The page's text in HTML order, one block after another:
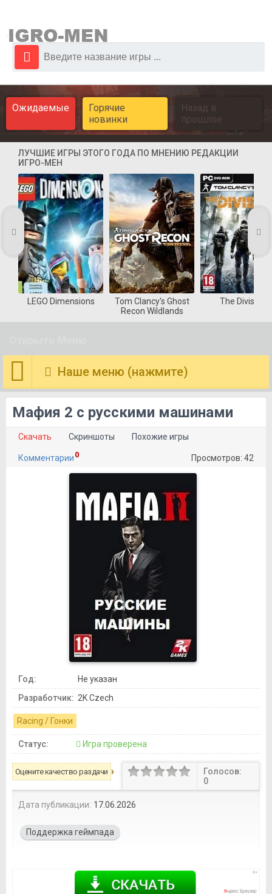
Ожидаемые
Горячие
новинки
Назад в
прошлое
ЛУЧШИЕ ИГРЫ ЭТОГО ГОДА ПО МНЕНИЮ РЕДАКЦИИ
ИГРО-МЕН
LEGO Dimensions
Tom Clancy's Ghost
Recon Wildlands
The Division
Наше меню (нажмите)
Мафия 2 с русскими машинами
Скачать Скриншоты Похожие игры
Комментарии 0 Просмотров: 42
Год:
Не указан
Разработчик: 2K Czech
Racing / Гонки
Статус: Игра проверена
Оцените качество раздачи
Голосов:
0
Дата публикации: 17.06.2026
Поддержка геймпада